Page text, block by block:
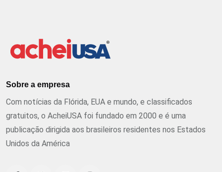
Sobre a empresa
Com notícias da Flórida, EUA e mundo, e classificados
gratuitos, o AcheiUSA foi fundado em 2000 e é uma
publicação dirigida aos brasileiros residentes nos Estados
Unidos da América